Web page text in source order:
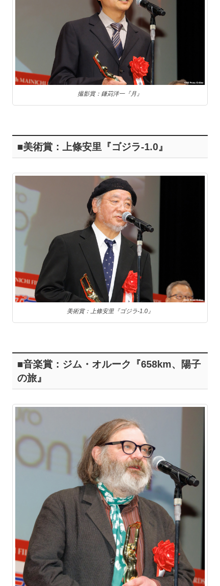
撮影賞：鎌苅洋一『月』
■美術賞：上條安里『ゴジラ-1.0』
美術賞：上條安里『ゴジラ-1.0』
■音楽賞：ジム・オルーク『658km、陽子
の旅』